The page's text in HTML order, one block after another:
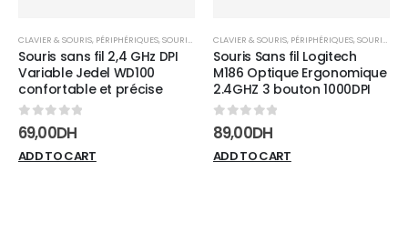
CLAVIER & SOURIS, PÉRIPHÉRIQUES,SOURIS SANS FIL
Souris sans fil 2,4 GHz DPI
Variable Jedel WD100
confortable et précise
0sur 5
69,00DH
ADD TO CART
CLAVIER & SOURIS, PÉRIPHÉRIQUES,SOURIS SANS FIL
Souris Sans fil Logitech
M186 Optique Ergonomique
2.4GHZ 3 bouton 1000DPI
0sur 5
89,00DH
ADD TO CART